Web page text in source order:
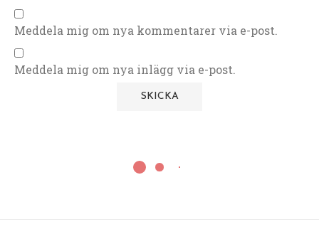
Meddela mig om nya kommentarer via e-post.
Meddela mig om nya inlägg via e-post.